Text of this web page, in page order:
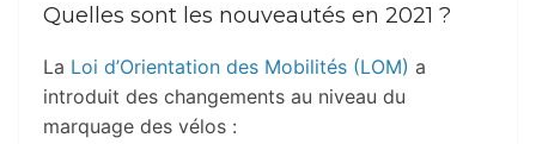
Quelles sont les nouveautés en 2021 ?
La Loi d’Orientation des Mobilités (LOM) a
introduit des changements au niveau du
marquage des vélos :